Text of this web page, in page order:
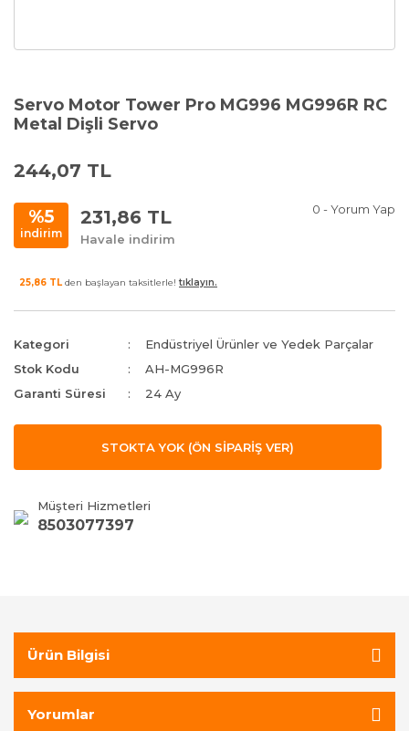
Servo Motor Tower Pro MG996 MG996R RC
Metal Dişli Servo
244,07 TL
%5
indirim
231,86 TL
Havale indirim
0 - Yorum Yap
25,86 TL den başlayan taksitlerle! tıklayın.
Kategori
Endüstriyel Ürünler ve Yedek Parçalar
Stok Kodu
AH-MG996R
Garanti Süresi
24 Ay
STOKTA YOK (ÖN SİPARİŞ VER)
Müşteri Hizmetleri
8503077397
Ürün Bilgisi
Yorumlar